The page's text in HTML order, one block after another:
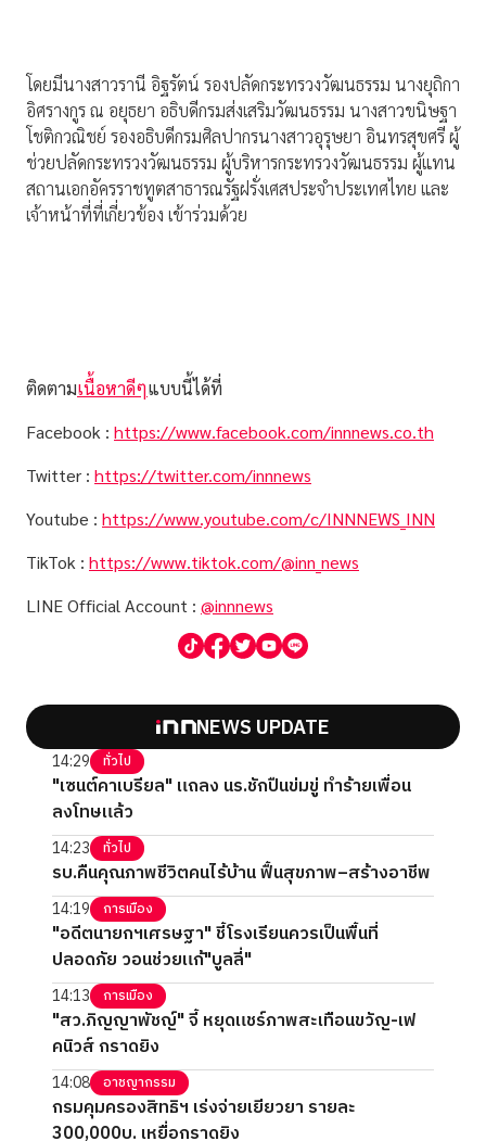
โดยมีนางสาวรานี อิฐรัตน์ รองปลัดกระทรวงวัฒนธรรม นางยุถิกา
อิศรางกูร ณ อยุธยา อธิบดีกรมส่งเสริมวัฒนธรรม นางสาวขนิษฐา
โชติกวณิชย์ รองอธิบดีกรมศิลปากรนางสาวอุรุษยา อินทรสุขศรี ผู้
ช่วยปลัดกระทรวงวัฒนธรรม ผู้บริหารกระทรวงวัฒนธรรม ผู้แทน
สถานเอกอัครราชทูตสาธารณรัฐฝรั่งเศสประจําประเทศไทย และ
เจ้าหน้าที่ที่เกี่ยวข้อง เข้าร่วมด้วย
ติดตามเนื้อหาดีๆแบบนี้ได้ที่
Facebook : https://www.facebook.com/innnews.co.th
Twitter : https://twitter.com/innnews
Youtube : https://www.youtube.com/c/INNNEWS_INN
TikTok : https://www.tiktok.com/@inn_news
LINE Official Account : @innnews
NEWS UPDATE
14:29 ทั่วไป
"เซนต์คาเบรียล" แถลง นร.ชักปืนข่มขู่ ทำร้ายเพื่อน
ลงโทษแล้ว
14:23 ทั่วไป
รบ.คืนคุณภาพชีวิตคนไร้บ้าน ฟื้นสุขภาพ–สร้างอาชีพ
14:19 การเมือง
"อดีตนายกฯเศรษฐา" ชี้โรงเรียนควรเป็นพื้นที่
ปลอดภัย วอนช่วยแก้"บูลลี่"
14:13 การเมือง
"สว.ภิญญาพัชญ์" จี้ หยุดแชร์ภาพสะเทือนขวัญ-เฟ
คนิวส์ กราดยิง
14:08 อาชญากรรม
กรมคุมครองสิทธิฯ เร่งจ่ายเยียวยา รายละ
300,000บ. เหยื่อกราดยิง